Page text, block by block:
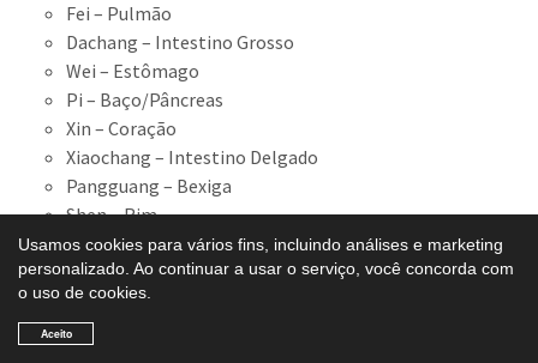
Fei – Pulmão
Dachang – Intestino Grosso
Wei – Estômago
Pi – Baço/Pâncreas
Xin – Coração
Xiaochang – Intestino Delgado
Pangguang – Bexiga
Shen – Rim
Gan – Fígado
Dan – Vesícula Biliar
Usamos cookies para vários fins, incluindo análises e marketing
personalizado. Ao continuar a usar o serviço, você concorda com
o uso de cookies.
Aceito